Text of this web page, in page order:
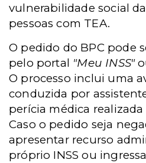
vulnerabilidade social
pessoas com TEA.
O pedido do BPC pode
pelo portal "Meu INSS"
O processo inclui uma
conduzida por
perícia médica
Caso o pedido seja
apresentar recurso
próprio INSS ou